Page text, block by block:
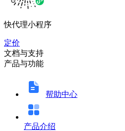
快代理小程序
定价
文档与支持
产品与功能
帮助中心
产品介绍